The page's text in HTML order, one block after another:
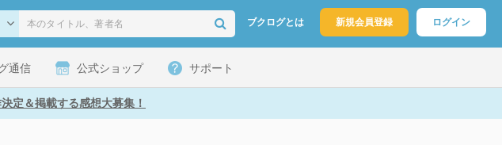
ブクログとは 新規会員登録 ログイン
通信 公式ショップ サポート
定＆掲載する感想大募集！